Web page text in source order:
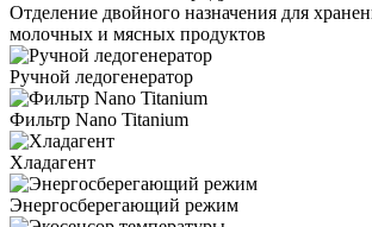
Отделение двойного назначения для
молочных и мясных продуктов
Ручной ледогенератор
Фильтр Nano Titanium
Хладагент
Энергосберегающий режим